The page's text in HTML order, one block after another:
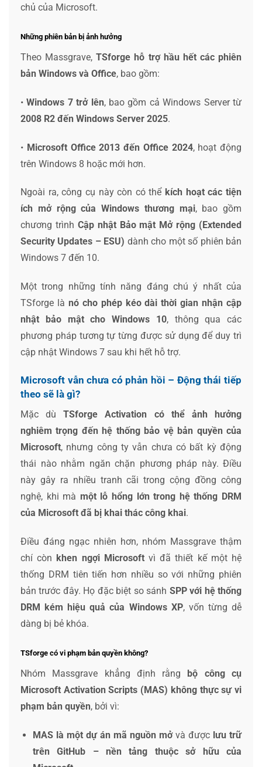
chủ của Microsoft.
Những phiên bản bị ảnh hưởng
Theo Massgrave,TSforge hỗ trợ hầu hết các phiên
bản Windows và Office, bao gồm:
•Windows 7 trở lên, bao gồm cả Windows Server từ
2008 R2 đến Windows Server 2025.
• Microsoft Office 2013 đến Office 2024, hoạt động
trên Windows 8 hoặc mới hơn.
Ngoài ra, công cụ này còn có thể kích hoạt các tiện
ích mở rộng của Windows thương mại, bao gồm
chương trình Cập nhật Bảo mật Mở rộng (Extended
Security Updates – ESU) dành cho một số phiên bản
Windows 7 đến 10.
Một trong những tính năng đáng chú ý nhất của
TSforge là nó cho phép kéo dài thời gian nhận cập
nhật bảo mật cho Windows 10, thông qua các
phương pháp tương tự từng được sử dụng để duy trì
cập nhật Windows 7 sau khi hết hỗ trợ.
Microsoft vẫn chưa có phản hồi – Động thái tiếp
theo sẽ là gì?
Mặc dùTSforge Activation có thể ảnh hưởng
nghiêm trọng đến hệ thống bảo vệ bản quyền của
Microsoft, nhưng công ty vẫn chưa có bất kỳ động
thái nào nhằm ngăn chặn phương pháp này. Điều
này gây ra nhiều tranh cãi trong cộng đồng công
nghệ, khi mà một lỗ hổng lớn trong hệ thống DRM
của Microsoft đã bị khai thác công khai.
Điều đáng ngạc nhiên hơn, nhóm Massgrave thậm
chí còn khen ngợi Microsoftvì đã thiết kế một hệ
thống DRM tiên tiến hơn nhiều so với những phiên
bản trước đây. Họ đặc biệt so sánh SPP với hệ thống
DRM kém hiệu quả của Windows XP, vốn từng dễ
dàng bị bẻ khóa.
TSforge có vi phạm bản quyền không?
Nhóm Massgrave khẳng định rằng bộ công cụ
Microsoft Activation Scripts (MAS) không thực sự vi
phạm bản quyền, bởi vì:
MAS là một dự án mã nguồn mởvà được lưu trữ
trên GitHub – nền tảng thuộc sở hữu của